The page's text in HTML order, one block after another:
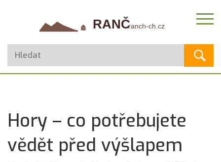
Hory – co potřebujete
vědět před výšlapem